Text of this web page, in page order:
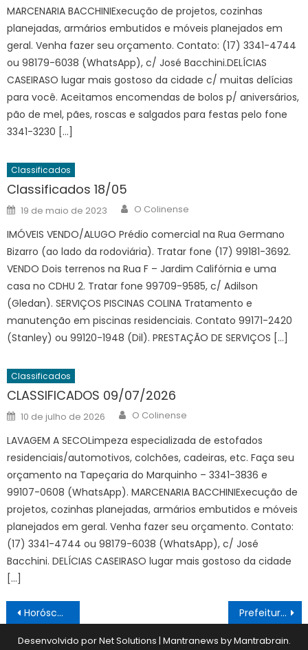
MARCENARIA BACCHINIExecução de projetos, cozinhas
planejadas, armários embutidos e móveis planejados em
geral. Venha fazer seu orçamento. Contato: (17) 3341-4744
ou 98179-6038 (WhatsApp), c/ José Bacchini.DELÍCIAS
CASEIRASO lugar mais gostoso da cidade c/ muitas delícias
para você. Aceitamos encomendas de bolos p/ aniversários,
pão de mel, pães, roscas e salgados para festas pelo fone
3341-3230 […]
Classificados
Classificados 18/05
Posted
on
19 de maio de 2023 Author
O Colinense
IMÓVEIS VENDO/ALUGO Prédio comercial na Rua Germano
Bizarro (ao lado da rodoviária). Tratar fone (17) 99181-3692.
VENDO Dois terrenos na Rua F – Jardim Califórnia e uma
casa no CDHU 2. Tratar fone 99709-9585, c/ Adilson
(Gledan). SERVIÇOS PISCINAS COLINA Tratamento e
manutenção em piscinas residenciais. Contato 99171-2420
(Stanley) ou 99120-1948 (Dil). PRESTAÇÃO DE SERVIÇOS […]
Classificados
CLASSIFICADOS 09/07/2026
Posted
on
10 de julho de 2026 Author
O Colinense
LAVAGEM A SECOLimpeza especializada de estofados
residenciais/automotivos, colchões, cadeiras, etc. Faça seu
orçamento na Tapeçaria do Marquinho – 3341-3836 e
99107-0608 (WhatsApp). MARCENARIA BACCHINIExecução de
projetos, cozinhas planejadas, armários embutidos e móveis
planejados em geral. Venha fazer seu orçamento. Contato:
(17) 3341-4744 ou 98179-6038 (WhatsApp), c/ José
Bacchini. DELÍCIAS CASEIRASO lugar mais gostoso da cidade
[…]
Navegação
de
Horóscopo 24/03 a 30/03 Prefeitura segue decreto estadual e flexibiliza uso de máscara
Desenvolvido por Net Solutions | Mantranews byMantrabrain.